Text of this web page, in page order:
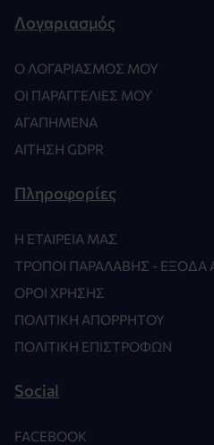
Λογαριασμός
Ο ΛΟΓΑΡΙΑΣΜΌΣ ΜΟΥ
ΟΙ ΠΑΡΑΓΓΕΛΊΕΣ ΜΟΥ
ΑΓΑΠΗΜΈΝΑ
ΑΊΤΗΣΗ GDPR
Πληροφορίες
Η ΕΤΑΙΡΕΊΑ ΜΑΣ
ΤΡΌΠΟΙ ΠΑΡΑΛΑΒΉΣ -
ΌΡΟΙ ΧΡΉΣΗΣ
ΠΟΛΙΤΙΚΉ ΑΠΟΡΡΉΤΟΥ
ΠΟΛΙΤΙΚΉ ΕΠΙΣΤΡΟΦΏΝ
Social
FACEBOOK